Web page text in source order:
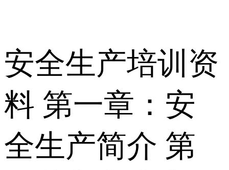
安全生产培训资
料 第一章：安
全生产简介 第